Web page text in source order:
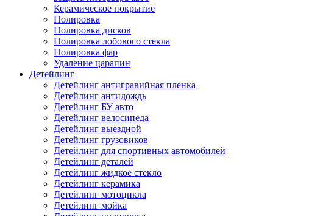
Керамическое покрытие
Полировка
Полировка дисков
Полировка лобового стекла
Полировка фар
Удаление царапин
Детейлинг
Детейлинг антигравийная пленка
Детейлинг антидождь
Детейлинг БУ авто
Детейлинг велосипеда
Детейлинг выездной
Детейлинг грузовиков
Детейлинг для спортивных автомобилей
Детейлинг деталей
Детейлинг жидкое стекло
Детейлинг керамика
Детейлинг мотоцикла
Детейлинг мойка